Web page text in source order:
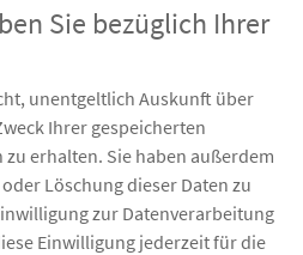
Sie bezüglich Ihrer
unentgeltlich Auskunft über
Ihrer gespeicherten
erhalten. Sie haben außerdem
Löschung dieser Daten zu
zur Datenverarbeitung
Einwilligung jederzeit für die